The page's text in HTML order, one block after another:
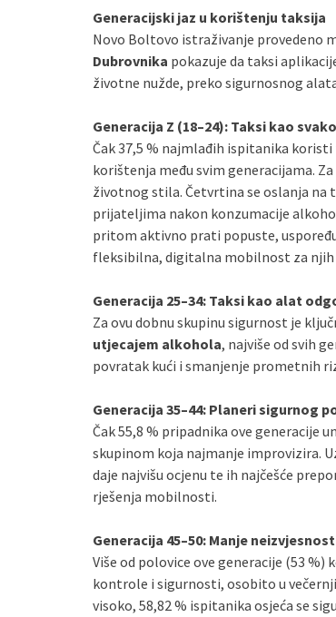
Generacijski jaz u korištenju taksija
Novo Boltovo istraživanje provedeno
Dubrovnika pokazuje da taksi
životne nužde, preko sigurnosnog
Generacija Z (18–24): Taksi kao
Čak 37,5 % najmlađih ispitanika
korištenja među svim generacijama.
životnog stila. Četvrtina se oslanja na
prijateljima nakon konzumacije
pritom aktivno prati popuste,
fleksibilna, digitalna mobilnost za njih
Generacija 25–34: Taksi kao alat
Za ovu dobnu skupinu sigurnost je
utjecajem alkohola, najviše od svih
povratak kući i smanjenje prometnih
Generacija 35–44: Planeri sigurnog
Čak 55,8 % pripadnika ove
skupinom koja najmanje improvizira.
daje najvišu ocjenu te ih najčešće
rješenja mobilnosti.
Generacija 45–50: Manje
Više od polovice ove generacije (53
kontrole i sigurnosti, osobito u
visoko, 58,82 % ispitanika osjeća se